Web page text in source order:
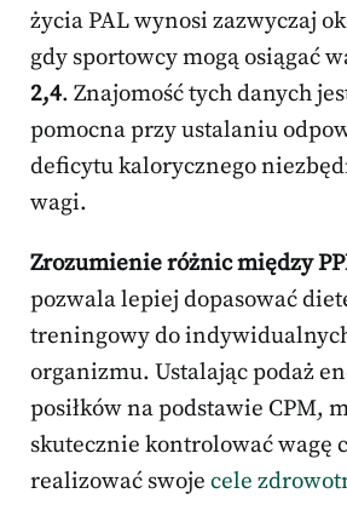
życia PAL wynosi zazwyczaj
gdy sportowcy mogą osiągać
2,4. Znajomość tych danych
pomocna przy ustalaniu
deficytu kalorycznego
wagi.
Zrozumienie różnic między
pozwala lepiej dopasować
treningowy do
organizmu. Ustalając podaż
posiłków na podstawie CPM,
skutecznie kontrolować wagę
realizować swoje cele